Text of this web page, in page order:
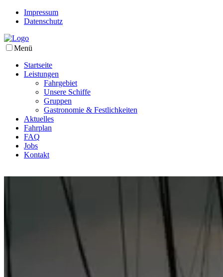
Impressum
Datenschutz
Menü
Startseite
Leistungen
Fahrgebiet
Unsere Schiffe
Gruppen
Gastronomie & Festlichkeiten
Aktuelles
Fahrplan
FAQ
Jobs
Kontakt